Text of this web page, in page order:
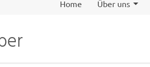
Home Über uns